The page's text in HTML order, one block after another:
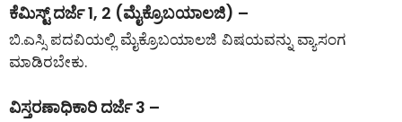
ಕೆಮಿಸ್ಟ್ ದರ್ಜೆ 1, 2 (ಮೈಕ್ರೊಬಯಾಲಜಿ) –
ಬಿ.ಎಸ್ಸಿ ಪದವಿಯಲ್ಲಿ ಮೈಕ್ರೊಬಯಾಲಜಿ ವಿಷಯವನ್ನು ವ್ಯಾಸಂಗ
ಮಾಡಿರಬೇಕು.
ವಿಸ್ತರಣಾಧಿಕಾರಿ ದರ್ಜೆ 3 –